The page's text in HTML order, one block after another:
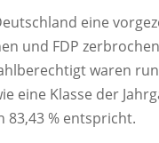
eine
und FDP
waren
eine Klasse der
83,43 % entspricht.